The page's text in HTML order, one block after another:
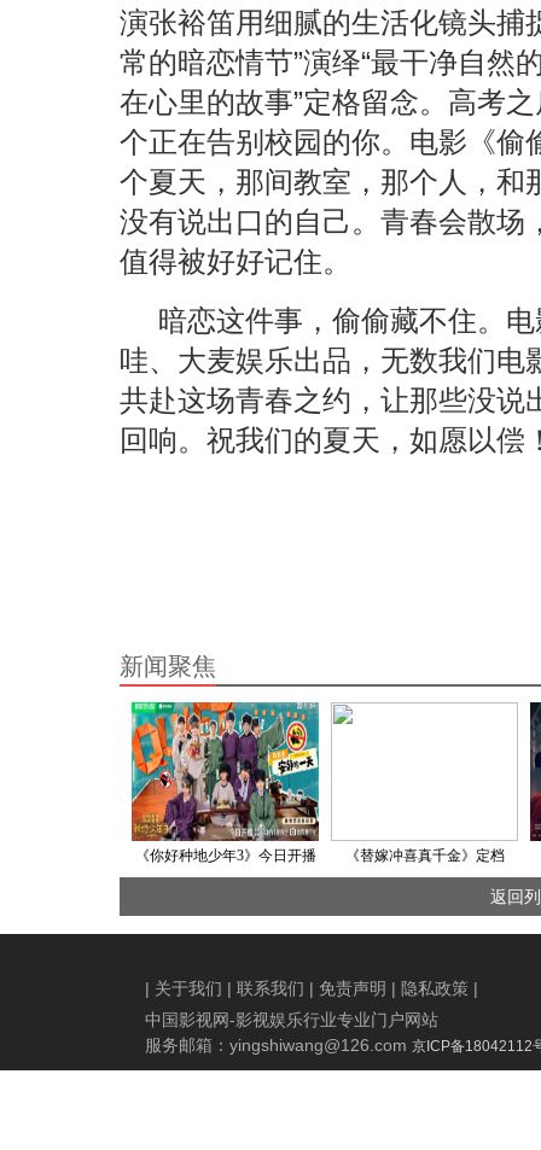
演张裕笛用细腻的生活化镜头捕
常的暗恋情节”演绎“最干净自然
在心里的故事”定格留念。高考
个正在告别校园的你。电影《
个夏天，那间教室，那个人，和
没有说出口的自己。青春会散场
值得被好好记住。
暗恋这件事，偷偷藏不住。
哇、大麦娱乐出品，无数我们电
共赴这场青春之约，让那些没说
回响。祝我们的夏天，如愿以偿
新闻聚焦
《你好种地少年3》今日开播
《替嫁冲喜真千金》定档
10.1，开启中国竖屏短剧行业
新标杆！
返回
| 关于我们 | 联系我们 | 免责声明 | 隐私政策 |
中国影视网-影视娱乐行业专业门户网站
服务邮箱： yingshiwang@126.com 京ICP备18042112